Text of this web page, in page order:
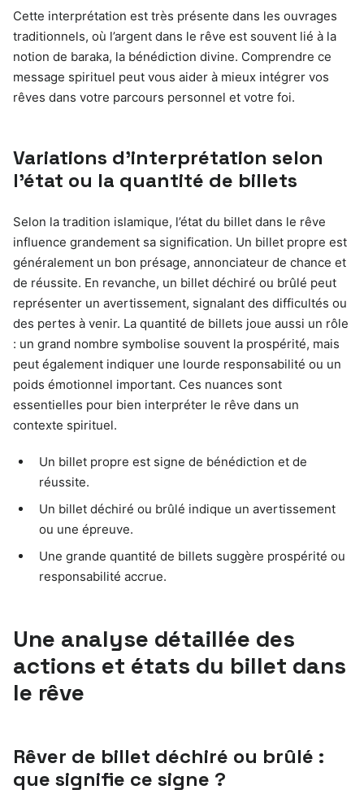
Cette interprétation est très présente dans les ouvrages
traditionnels, où l’argent dans le rêve est souvent lié à la
notion de baraka, la bénédiction divine. Comprendre ce
message spirituel peut vous aider à mieux intégrer vos
rêves dans votre parcours personnel et votre foi.
Variations d’interprétation selon
l’état ou la quantité de billets
Selon la tradition islamique, l’état du billet dans le rêve
influence grandement sa signification. Un billet propre est
généralement un bon présage, annonciateur de chance et
de réussite. En revanche, un billet déchiré ou brûlé peut
représenter un avertissement, signalant des difficultés ou
des pertes à venir. La quantité de billets joue aussi un rôle
: un grand nombre symbolise souvent la prospérité, mais
peut également indiquer une lourde responsabilité ou un
poids émotionnel important. Ces nuances sont
essentielles pour bien interpréter le rêve dans un
contexte spirituel.
Un billet propre est signe de bénédiction et de
réussite.
Un billet déchiré ou brûlé indique un avertissement
ou une épreuve.
Une grande quantité de billets suggère prospérité ou
responsabilité accrue.
Une analyse détaillée des
actions et états du billet dans
le rêve
Rêver de billet déchiré ou brûlé :
que signifie ce signe ?